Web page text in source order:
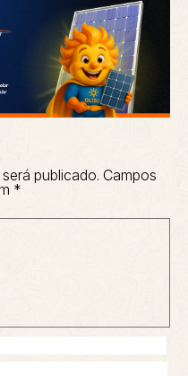
publicado. Campos
*